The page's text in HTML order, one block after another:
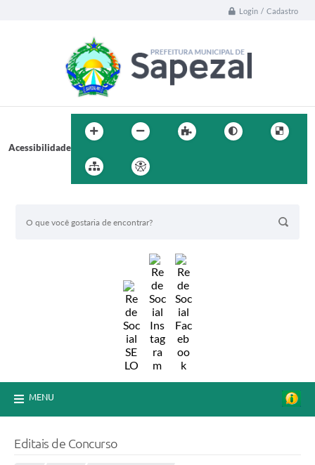
Login / Cadastro
Acessibilidade
MENU
Editais de Concurso